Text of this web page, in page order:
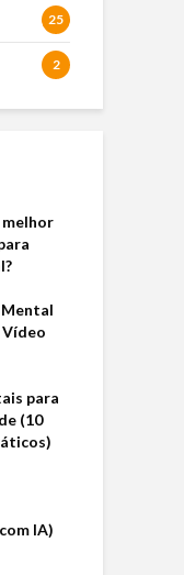
25
2
melhor
para
(10
IA)